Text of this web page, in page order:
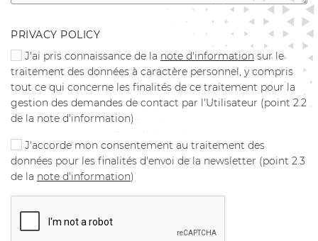
PRIVACY POLICY
J'ai pris connaissance de la note d'information sur le
traitement des données à caractère personnel, y compris
tout ce qui concerne les finalités de ce traitement pour la
gestion des demandes de contact par l'Utilisateur (point 2.2
de la note d'information)
J'accorde mon consentement au traitement des
données pour les finalités d'envoi de la newsletter (point 2.3
de la note d'information)